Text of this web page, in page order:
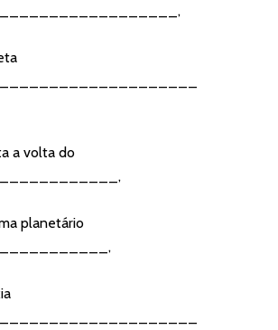
a volta do
planetário